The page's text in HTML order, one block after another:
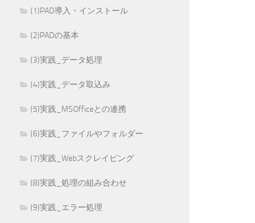
(1)PAD導入・インストール
(2)PADの基本
(3)実践_データ処理
(4)実践_データ取込み
(5)実践_MSOfficeとの連携
(6)実践_ファイルやフォルダー
(7)実践_Webスクレイピング
(8)実践_処理の組み合わせ
(9)実践_エラー処理